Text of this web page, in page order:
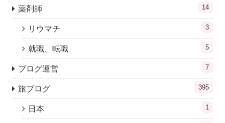
薬剤師 14
リウマチ 3
就職、転職 5
ブログ運営 7
旅ブログ 395
日本 1